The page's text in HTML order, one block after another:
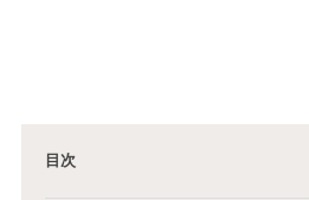
目次